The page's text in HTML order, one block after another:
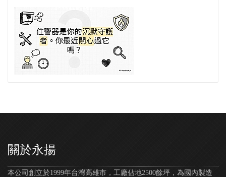
關於永揚
本公司創立於1999年台灣高雄市，工廠佔地2500餘坪，為國內製造